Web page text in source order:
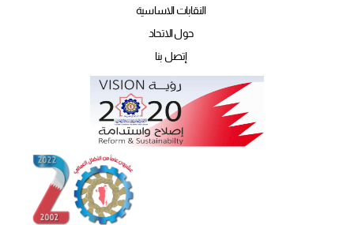
النقابات الاساسية
حول الاتحاد
إتصل بنا